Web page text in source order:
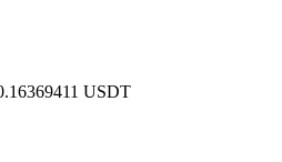
USDT